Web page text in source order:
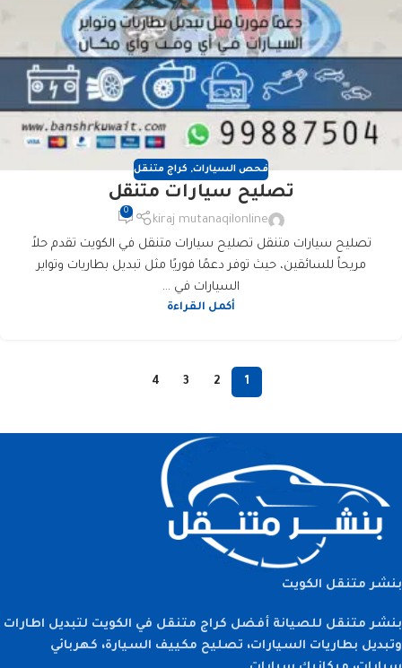
فحص السيارات, كراج متنقل
تصليح سيارات متنقل
kiraj mutanaqilonline
0
تصليح سيارات متنقل تصليح سيارات متنقل في الكويت تقدم حلاً
مريحاً للسائقين، حيث توفر دعمًا فوريًا مثل تبديل بطاريات وتواير
السيارات في ...
أكمل القراءة
1
2
3
4
بنشر متنقل الكويت
بنشر متنقل للصيانة أفضل كراج متنقل في الكويت لتبديل اطارات
وتبديل بطاريات السيارات، تصليح مكييف السيارة، كهربائي